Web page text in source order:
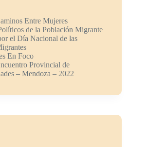
Entre Mujeres
de la Población Migrante
el Día Nacional de las
En Foco
Provincial de
– Mendoza – 2022